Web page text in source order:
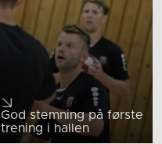
God stemning på første
trening i hallen